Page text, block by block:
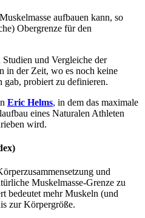
aufbauen kann, so
Obergrenze für den
und Vergleiche der
in der Zeit, wo es noch keine
gab, probiert zu definieren.
Eric Helms, in dem das maximale
eines Naturalen Athleten
wird.
und
Muskelmasse-Grenze zu
bedeutet mehr Muskeln (und
zur Körpergröße.